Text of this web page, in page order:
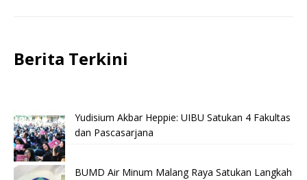
Berita Terkini
Yudisium Akbar Heppie: UIBU Satukan 4 Fakultas
dan Pascasarjana
BUMD Air Minum Malang Raya Satukan Langkah